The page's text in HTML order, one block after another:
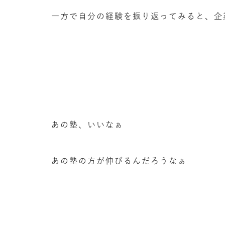
一方で自分の経験を振り返ってみると、
あの塾、いいなぁ
あの塾の方が伸びるんだろうなぁ